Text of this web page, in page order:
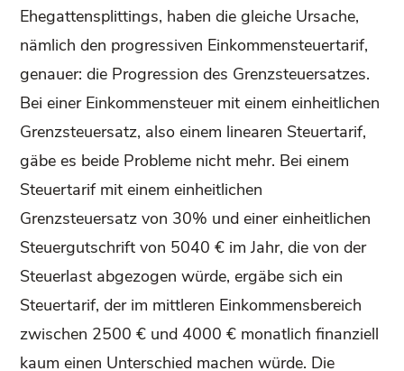
Ehegattensplittings, haben die gleiche Ursache,
nämlich den progressiven Einkommensteuertarif,
genauer: die Progression des Grenzsteuersatzes.
Bei einer Einkommensteuer mit einem einheitlichen
Grenzsteuersatz, also einem linearen Steuertarif,
gäbe es beide Probleme nicht mehr. Bei einem
Steuertarif mit einem einheitlichen
Grenzsteuersatz von 30% und einer einheitlichen
Steuergutschrift von 5040 € im Jahr, die von der
Steuerlast abgezogen würde, ergäbe sich ein
Steuertarif, der im mittleren Einkommensbereich
zwischen 2500 € und 4000 € monatlich finanziell
kaum einen Unterschied machen würde. Die